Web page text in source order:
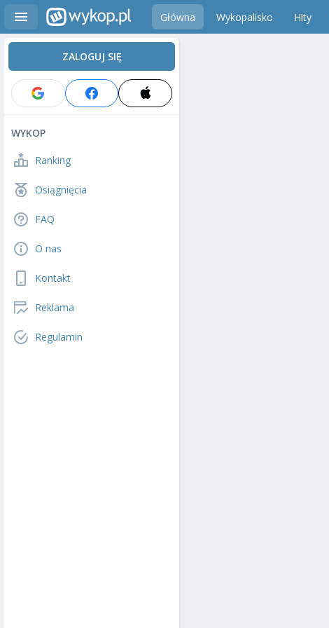
Główna Wykopalisko Hity
ZALOGUJ SIĘ
WYKOP
Ranking
Osiągnięcia
FAQ
O nas
Kontakt
Reklama
Regulamin